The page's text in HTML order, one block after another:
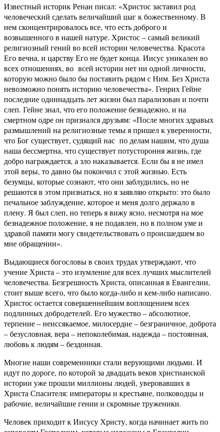
Известный историк Ренан писал: «Христос заставил род
человеческий сделать величайший шаг к божественному. В
нем сконцентрировалось все, что есть доброго и
возвышенного в нашей натуре. Христос – самый великий
религиозный гений во всей истории человечества. Красота
Его вечна, и царству Его не будет конца. Иисус уникален во
всех отношениях, во всей истории нет ни одной личности,
которую можно было бы поставить рядом с Ним. Без Христа
невозможно понять историю человечества». Генрих Гейне
последние одиннадцать лет жизни был парализован и почти
слеп. Гейне знал, что его положение безнадежно, и на
смертном одре он признался друзьям: «После многих здравых
размышлений на религиозные темы я пришел к уверенности,
что Бог существует, судящий нас по делам нашим, что душа
наша бессмертна, что существует потустороння жизнь, где
добро награждается, а зло наказывается. Если бы я не имел
этой веры, то давно бы покончил с этой жизнью. Есть
безумцы, которые сознают, что они заблудились, но не
решаются в этом признаться, но я заявляю открыто: это было
печальное заблуждение, которое и меня долго держало в
плену. Я был слеп, но теперь я вижу ясно, несмотря на мое
безнадежное положение, я не подавлен, но в полном уме и
здравой памяти могу свидетельствовать о происшедшем во
мне обращении».
Выдающиеся богословы в своих трудах утверждают, что
учение Христа – это изумление для всех лучших мыслителей
человечества. Безгрешность Христа, описанная в Евангелии,
стоит выше всего, что было когда-либо и кем-либо написано.
Христос остается совершеннейшим воплощением всех
подлинных добродетелей. Его мужество – абсолютное,
терпение – неиссякаемое, милосердие – безграничное, доброта
– безусловная, вера – непоколебимая, надежда – постоянная,
любовь к людям – бездонная.
Многие наши современники стали верующими людьми. И
идут по дороге, по которой за двадцать веков христианской
истории уже прошли миллионы людей, уверовавших в
Христа Спасителя: императоры и крестьяне, полководцы и
рабочие, величайшие гении и скромные труженики.
Человек приходит к Иисусу Христу, когда начинает жить по